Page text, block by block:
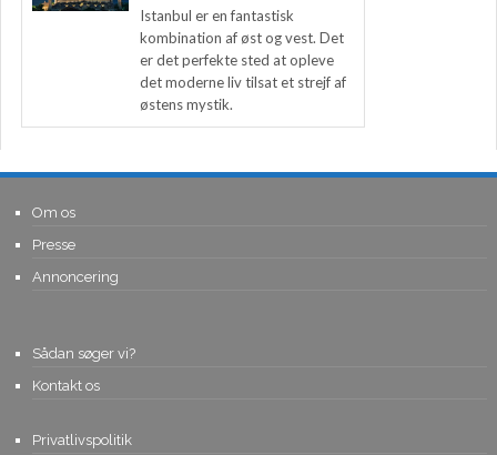
Istanbul er en fantastisk
kombination af øst og vest. Det
er det perfekte sted at opleve
det moderne liv tilsat et strejf af
østens mystik.
Om os
Presse
Annoncering
Sådan søger vi?
Kontakt os
Privatlivspolitik